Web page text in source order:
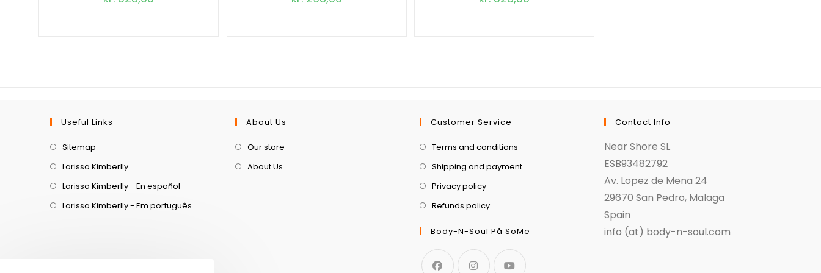
Useful Links
Sitemap
Larissa Kimberlly
Larissa Kimberlly - En español
Larissa Kimberlly - Em português
About Us
Our store
About Us
Customer Service
Terms and conditions
Shipping and payment
Privacy policy
Refunds policy
Body-N-Soul På SoMe
Contact Info
Near Shore SL
ESB93482792
Av. Lopez de Mena 24
29670 San Pedro, Malaga
Spain
info (at) body-n-soul.com